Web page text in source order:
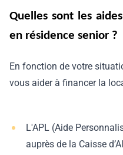
Quelles sont les
en résidence senior ?
En fonction de votre
vous aider à financer la
L'APL (Aide
auprès de la Caisse